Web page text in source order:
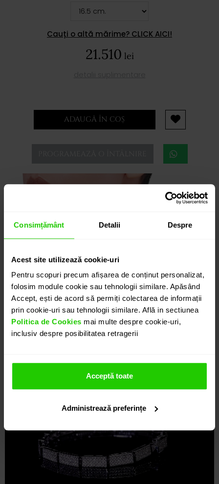
Consimțământ Detalii Despre
Acest site utilizează cookie-uri
Pentru scopuri precum afișarea de conținut personalizat,
folosim module cookie sau tehnologii similare. Apăsând
Accept, ești de acord să permiți colectarea de informații
prin cookie-uri sau tehnologii similare. Află in sectiunea
Politica de Cookies mai multe despre cookie-uri,
inclusiv despre posibilitatea retragerii
Acceptă toate
Administrează preferințe
Cauți o altă mărime? CLICK AICI!
21.510 lei
ADAUGĂ ÎN COȘ